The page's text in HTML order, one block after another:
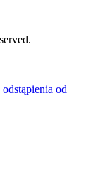
od